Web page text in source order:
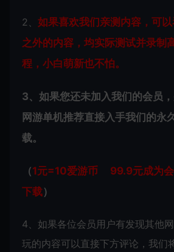
2、 如果喜欢我们亲测内容，可
之外的内容，均实际测试并录制
程，小白萌新也不怕。
3、如果您还未加入我们的会员
网游单机推荐直接入手我们的永
载。
（1元=10爱游币 99.9元成为会
下载）
4、如果各位会员用户有发现其他
玩的内容可以直接下方评论，我们